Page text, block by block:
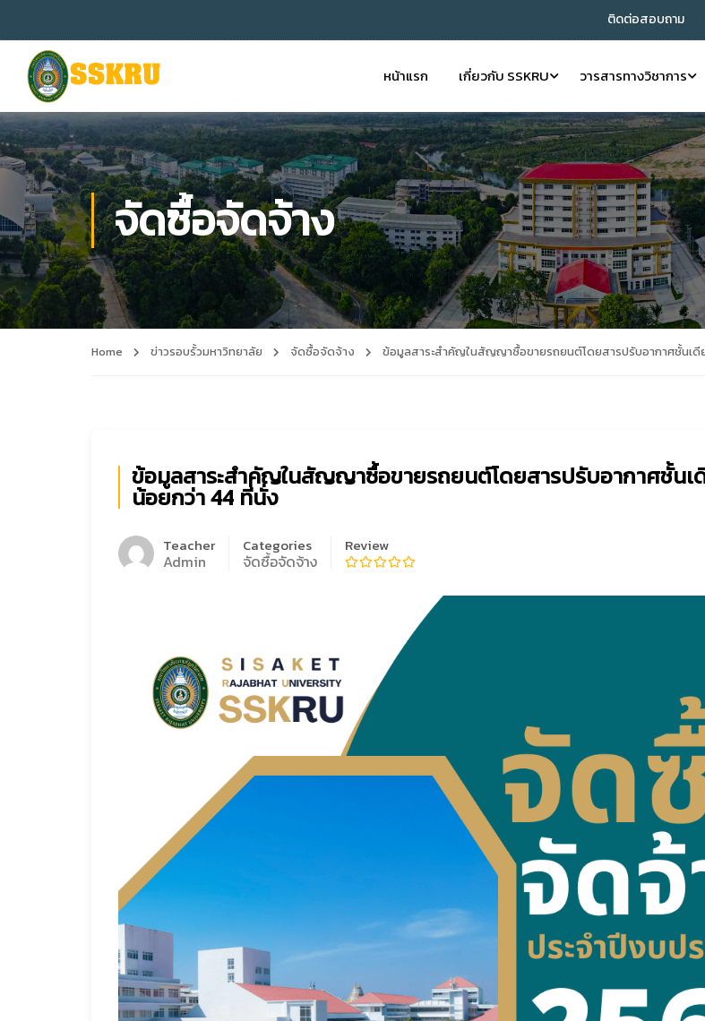
ติดต่อสอบถาม
หน้าแรก เกี่ยวกับ SSKRU วารสารทางวิชาการ
จัดซื้อจัดจ้าง
Home ข่าวรอบรั้วมหาวิทยาลัย จัดซื้อจัดจ้าง ข้อมูลสาระสำคัญในสัญญาซื้อขายรถยนต์โดยสารปรับอากาศชั้นเดี
ข้อมูลสาระสำคัญในสัญญาซื้อขายรถยนต์โดยสารปรับอากาศชั้นเ
น้อยกว่า 44 ที่นั่ง
Teacher
Admin
Categories
จัดซื้อจัดจ้าง
Review